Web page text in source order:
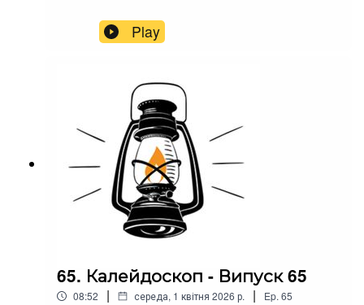
Play
65. Калейдоскоп - Випуск 65
08:52 | середа, 1 квітня 2026 р. | Ep. 65